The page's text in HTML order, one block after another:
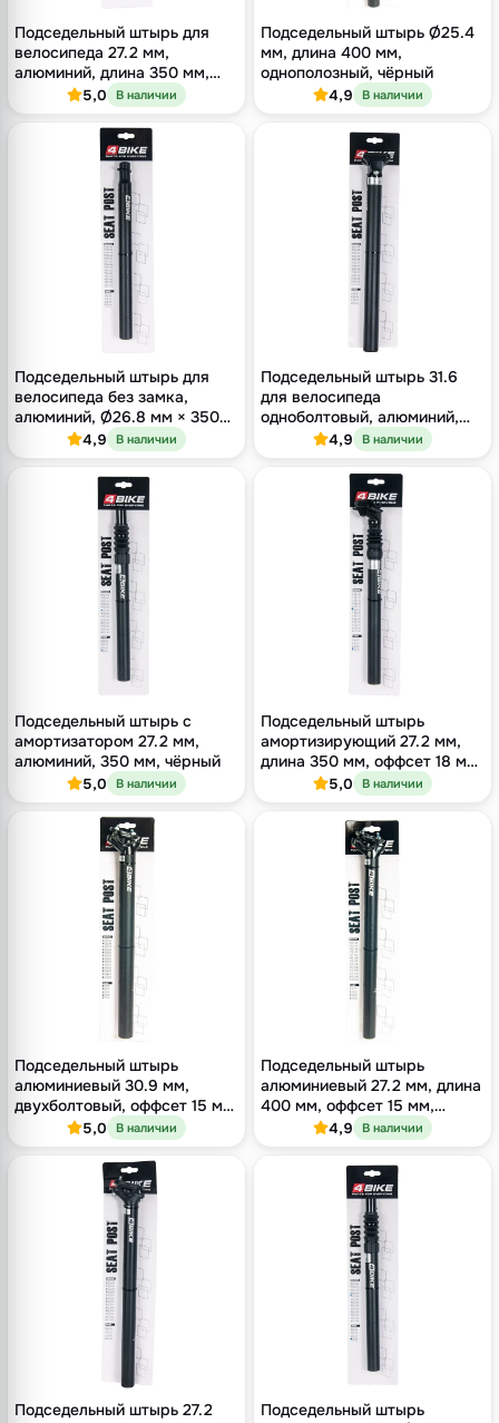
Подседельный штырь для
велосипеда 27.2 мм,
алюминий, длина 350 мм,
без замка, чёрный
5,0 В наличии
Подседельный штырь Ø25.4
мм, длина 400 мм,
однополозный, чёрный
4,9 В наличии
Подседельный штырь для
велосипеда без замка,
алюминий, Ø26.8 мм × 350
мм, чёрный
4,9 В наличии
Подседельный штырь 31.6
для велосипеда
одноболтовый, алюминий,
длина 400 мм, оффсет 16 мм
4,9 В наличии
Подседельный штырь с
амортизатором 27.2 мм,
алюминий, 350 мм, чёрный
5,0 В наличии
Подседельный штырь
амортизирующий 27.2 мм,
длина 350 мм, оффсет 18 мм,
одноболтовый, чёрный
5,0 В наличии
Подседельный штырь
алюминиевый 30.9 мм,
двухболтовый, оффсет 15 мм,
длина 400 мм
5,0 В наличии
Подседельный штырь
алюминиевый 27.2 мм, длина
400 мм, оффсет 15 мм,
двухболтовый, чёрный
4,9 В наличии
Подседельный штырь 27.2
Подседельный штырь